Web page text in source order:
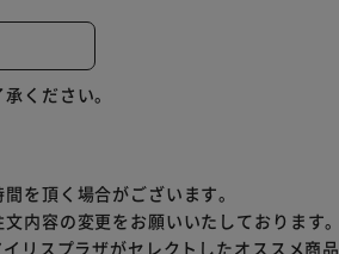
どに幅広く利用されています。
ください。
を頂く場合がございます。
内容の変更をお願いいたしております。
リスプラザがセレクトしたオススメ商品